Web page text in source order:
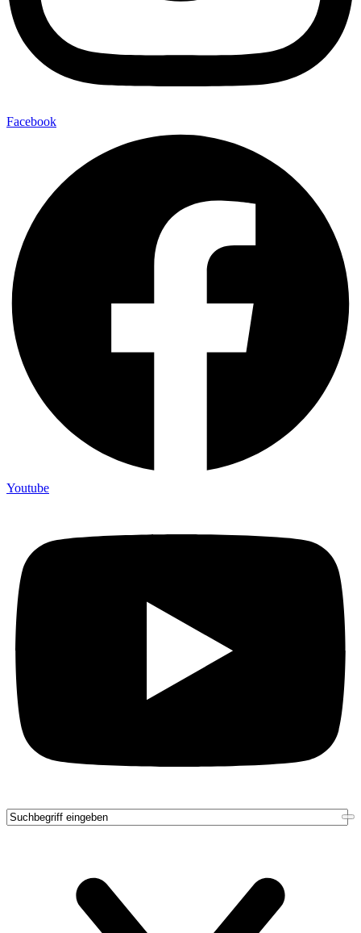
Facebook
Youtube